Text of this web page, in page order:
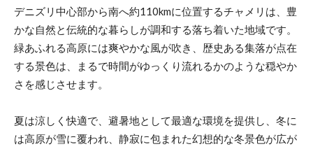
デニズリ中心部から南へ約110kmに位置するチャメリは、豊
かな自然と伝統的な暮らしが調和する落ち着いた地域です。
緑あふれる高原には爽やかな風が吹き、歴史ある集落が点在
する景色は、まるで時間がゆっくり流れるかのような穏やか
さを感じさせます。
夏は涼しく快適で、避暑地として最適な環境を提供し、冬に
は高原が雪に覆われ、静寂に包まれた幻想的な冬景色が広が